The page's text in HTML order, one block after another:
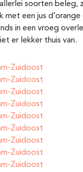
soorten beleg,
met een jus
in een vroeg
er lekker thuis van.
Zuidoost
Zuidoost
Zuidoost
Zuidoost
Zuidoost
Zuidoost
Zuidoost
Zuidoost
Zuidoost